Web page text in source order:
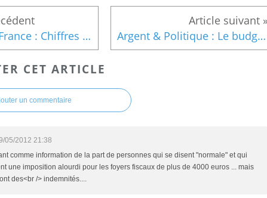
Dette de la France : Chiffres sur l'Economie sur www.emc-mag.com Argent & Politique : Le budget de réception de la Mairie de Lille ...
CET ARTICLE
un commentaire
05/2012 21:38
comme information de la part de personnes qui se disent "normale" et qui
une imposition alourdi pour les foyers fiscaux de plus de 4000 euros ... mais
des<br /> indemnités....